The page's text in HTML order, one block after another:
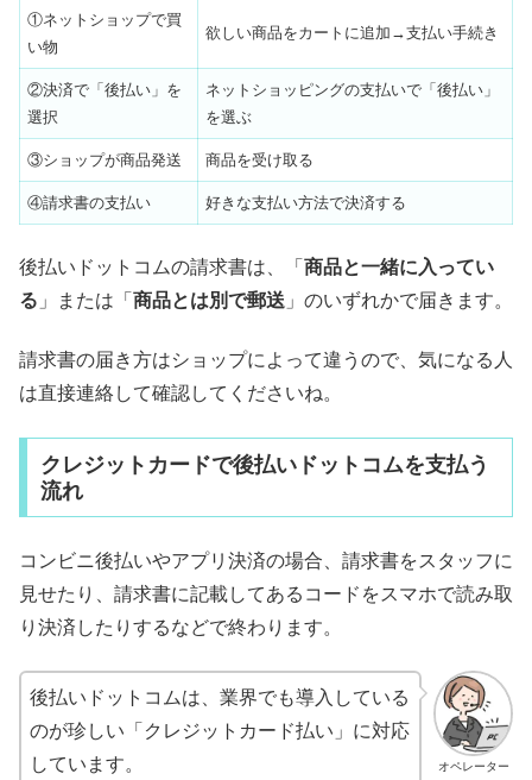
①ネットショップで買
い物
欲しい商品をカートに追加→支払い手続き
②決済で「後払い」を
選択
ネットショッピングの支払いで「後払い」
を選ぶ
③ショップが商品発送 商品を受け取る
④請求書の支払い 好きな支払い方法で決済する
後払いドットコムの請求書は、「 商品と一緒に入ってい
る 」または「 商品とは別で郵送 」のいずれかで届きます。
請求書の届き方はショップによって違うので、気になる人
は直接連絡して確認してくださいね。
クレジットカードで後払いドットコムを支払う
流れ
コンビニ後払いやアプリ決済の場合、請求書をスタッフに
見せたり、請求書に記載してあるコードをスマホで読み取
り決済したりするなどで終わります。
オペレーター
後払いドットコムは、業界でも導入している
のが珍しい「クレジットカード払い」に対応
しています。